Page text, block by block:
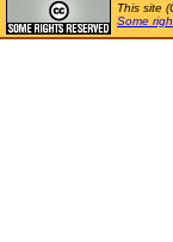
This site
Some